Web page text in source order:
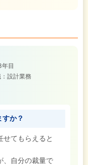
目
設計業務
か？
せてもらえると
、自分の裁量で